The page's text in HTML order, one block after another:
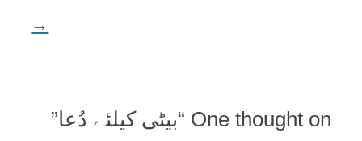
→
One thought on “ بیٹی کیلئے دُعا”